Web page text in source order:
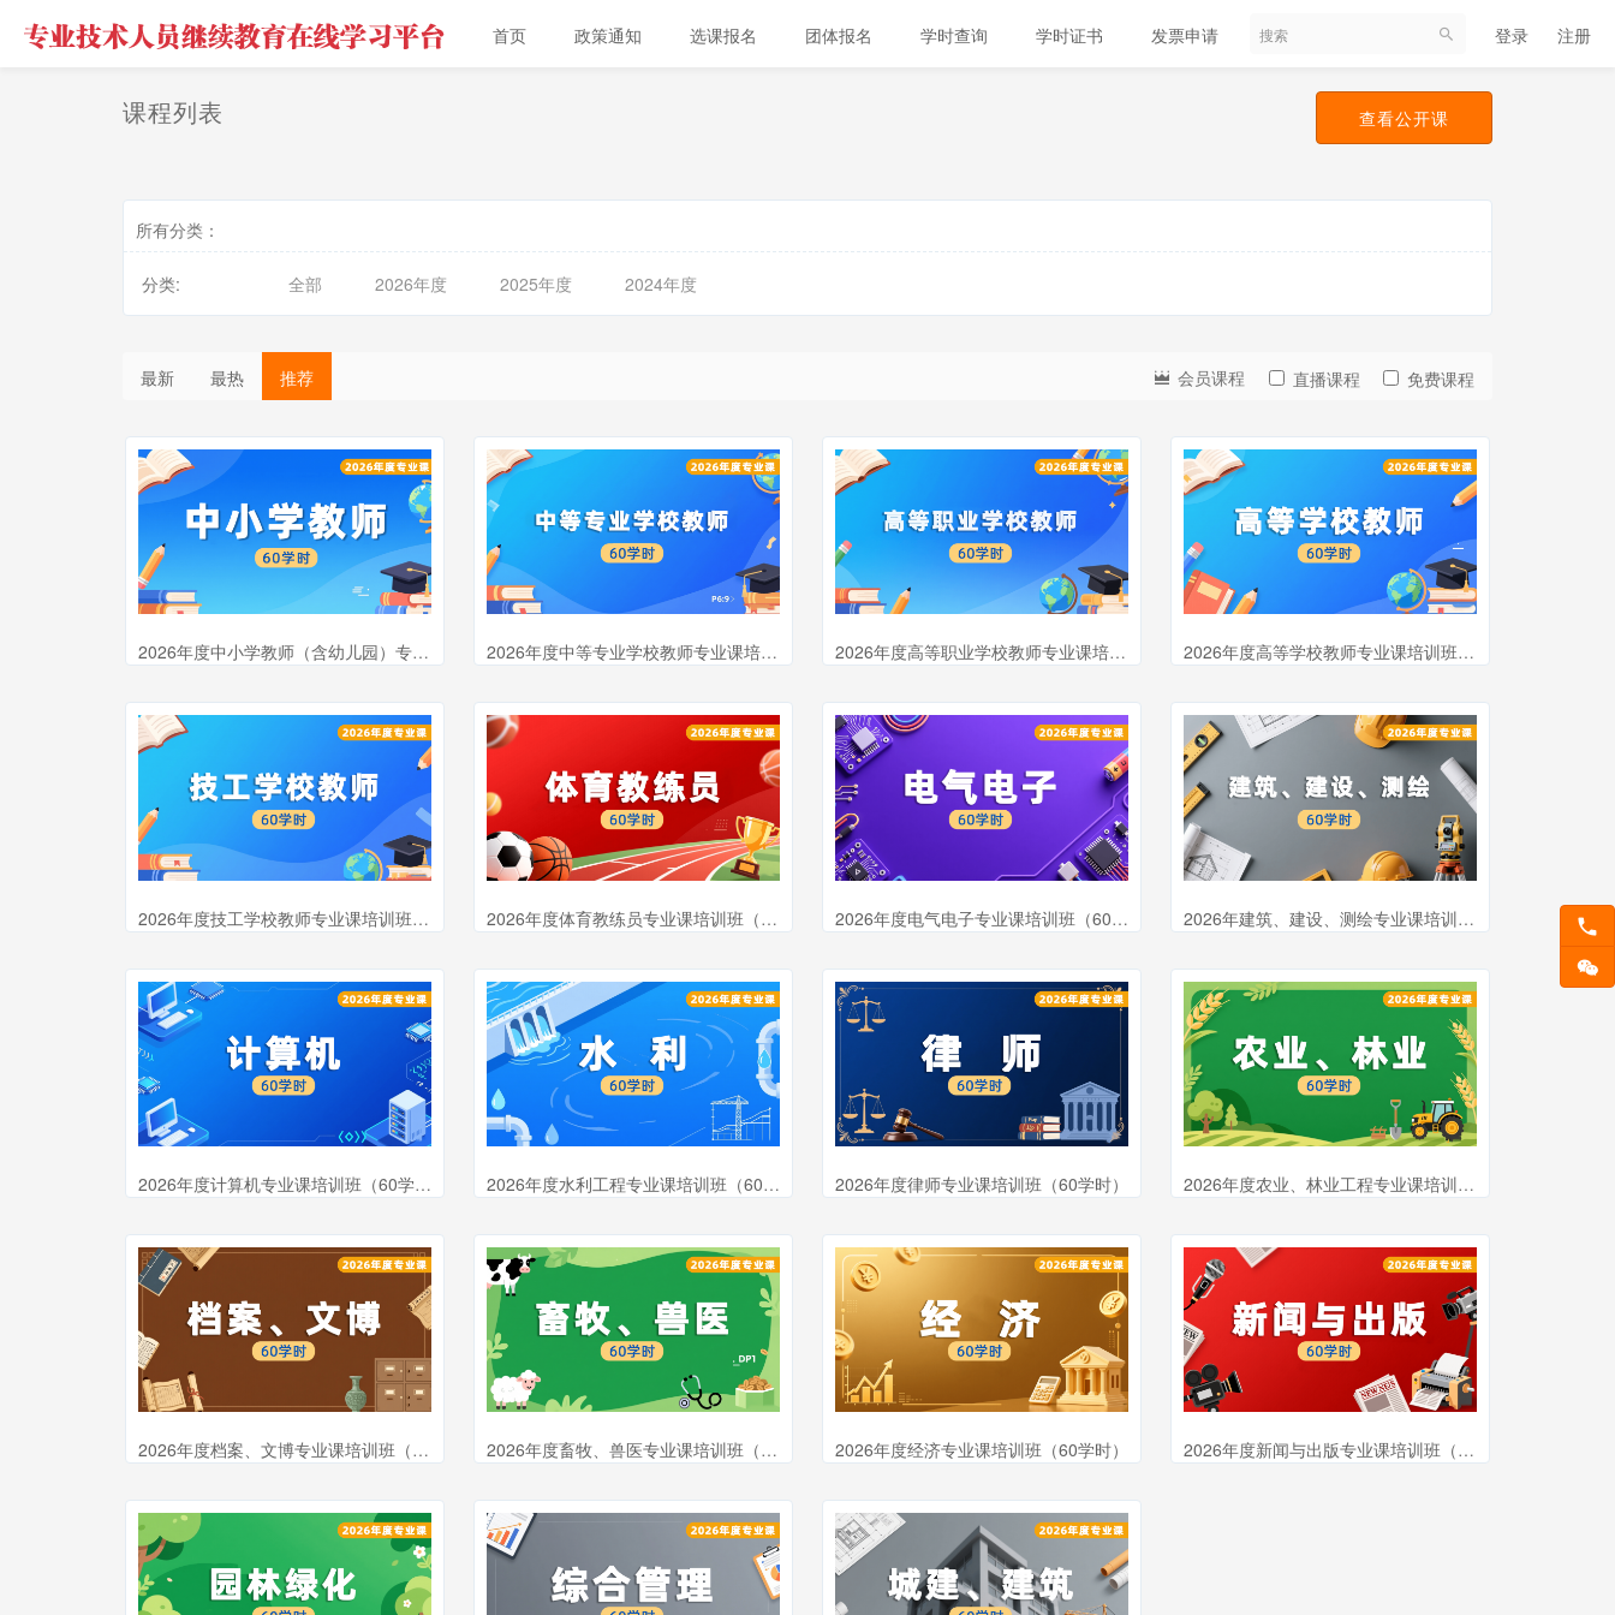
首页 政策通知 选课报名 团体报名 学时查询 学时证书 发票申请 帮助中心 登录 注册
课程列表 查看公开课
所有分类：
分类: 全部 2026年度 2025年度 2024年度
最新 最热 推荐 会员课程 直播课程 免费课程
2026年度中小学教师（含幼儿园）专业课培训班（60学时） 2026年度中等专业学校教师专业课培训班（60学时） 2026年度高等职业学校教师专业课培训班（60学时） 2026年度高等学校教师专业课培训班（60学时）
2026年度技工学校教师专业课培训班（60学时） 2026年度体育教练员专业课培训班（60学时） 2026年度电气电子专业课培训班（60课时） 2026年建筑、建设、测绘专业课培训班（60学时）
2026年度计算机专业课培训班（60学时） 2026年度水利工程专业课培训班（60学时） 2026年度律师专业课培训班（60学时） 2026年度农业、林业工程专业课培训班（60学时）
2026年度档案、文博专业课培训班（60学时） 2026年度畜牧、兽医专业课培训班（60学时） 2026年度经济专业课培训班（60学时） 2026年度新闻与出版专业课培训班（60学时）